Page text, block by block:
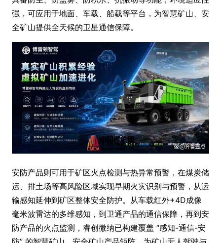
强，可应用于地面、车载、船载等平台，为智慧矿山、安
全矿山提供全天候的卫星通信保障。
安防产品则可用于矿区火点检测与热异常预警，在煤炭储
运、排土场等高风险区域实现早期火灾识别与预警，从运
输感知延伸到矿区整体安全防护。从车载红外+4D成像
毫米波雷达的多维感知，到卫通产品的通信保障，再到安
防产品的火点监测，睿创微纳已构建覆盖 “感知-通信-安